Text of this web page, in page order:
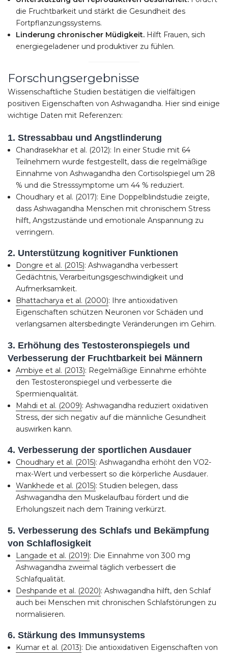
die Fruchtbarkeit und stärkt die Gesundheit des
Fortpflanzungssystems.
Linderung chronischer Müdigkeit. Hilft Frauen, sich
energiegeladener und produktiver zu fühlen.
Forschungsergebnisse
Wissenschaftliche Studien bestätigen die vielfältigen
positiven Eigenschaften von Ashwagandha. Hier sind einige
wichtige Daten mit Referenzen:
1. Stressabbau und Angstlinderung
Chandrasekhar et al. (2012): In einer Studie mit 64
Teilnehmern wurde festgestellt, dass die regelmäßige
Einnahme von Ashwagandha den Cortisolspiegel um 28
% und die Stresssymptome um 44 % reduziert.
Choudhary et al. (2017): Eine Doppelblindstudie zeigte,
dass Ashwagandha Menschen mit chronischem Stress
hilft, Angstzustände und emotionale Anspannung zu
verringern.
2. Unterstützung kognitiver Funktionen
Dongre et al. (2015): Ashwagandha verbessert
Gedächtnis, Verarbeitungsgeschwindigkeit und
Aufmerksamkeit.
Bhattacharya et al. (2000): Ihre antioxidativen
Eigenschaften schützen Neuronen vor Schäden und
verlangsamen altersbedingte Veränderungen im Gehirn.
3. Erhöhung des Testosteronspiegels und
Verbesserung der Fruchtbarkeit bei Männern
Ambiye et al. (2013): Regelmäßige Einnahme erhöhte
den Testosteronspiegel und verbesserte die
Spermienqualität.
Mahdi et al. (2009): Ashwagandha reduziert oxidativen
Stress, der sich negativ auf die männliche Gesundheit
auswirken kann.
4. Verbesserung der sportlichen Ausdauer
Choudhary et al. (2015): Ashwagandha erhöht den VO2-
max-Wert und verbessert so die körperliche Ausdauer.
Wankhede et al. (2015): Studien belegen, dass
Ashwagandha den Muskelaufbau fördert und die
Erholungszeit nach dem Training verkürzt.
5. Verbesserung des Schlafs und Bekämpfung
von Schlaflosigkeit
Langade et al. (2019): Die Einnahme von 300 mg
Ashwagandha zweimal täglich verbessert die
Schlafqualität.
Deshpande et al. (2020): Ashwagandha hilft, den Schlaf
auch bei Menschen mit chronischen Schlafstörungen zu
normalisieren.
6. Stärkung des Immunsystems
Kumar et al. (2013): Die antioxidativen Eigenschaften von